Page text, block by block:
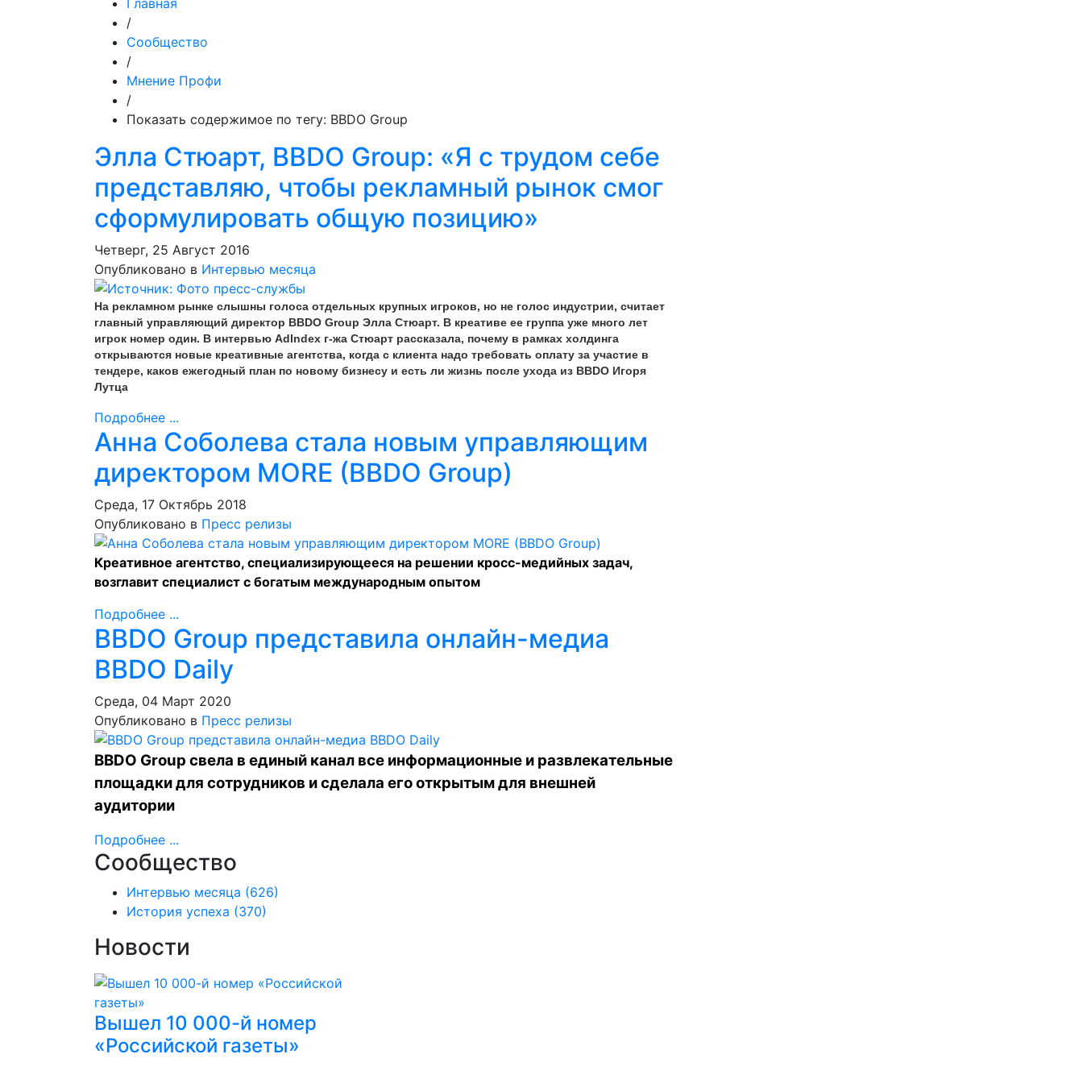
Главная
/
Сообщество
/
Мнение Профи
/
Показать содержимое по тегу: BBDO Group
Элла Стюарт, BBDO Group: «Я с трудом себе
представляю, чтобы рекламный рынок смог
сформулировать общую позицию»
Четверг, 25 Август 2016
Опубликовано в Интервью месяца
На рекламном рынке слышны голоса отдельных крупных игроков, но не голос индустрии, считает
главный управляющий директор BBDO Group Элла Стюарт. В креативе ее группа уже много лет
игрок номер один. В интервью AdIndex г-жа Стюарт рассказала, почему в рамках холдинга
открываются новые креативные агентства, когда с клиента надо требовать оплату за участие в
тендере, каков ежегодный план по новому бизнесу и есть ли жизнь после ухода из BBDO Игоря
Лутца
Подробнее ...
Анна Соболева стала новым управляющим
директором MORE (BBDO Group)
Среда, 17 Октябрь 2018
Опубликовано в Пресс релизы
Креативное агентство, специализирующееся на решении кросс-медийных задач,
возглавит специалист с богатым международным опытом
Подробнее ...
BBDO Group представила онлайн-медиа
BBDO Daily
Среда, 04 Март 2020
Опубликовано в Пресс релизы
BBDO Group свела в единый канал все информационные и развлекательные
площадки для сотрудников и сделала его открытым для внешней
аудитории
Подробнее ...
Сообщество
Интервью месяца (626)
История успеха (370)
Новости
Вышел 10 000-й номер
«Российской газеты»